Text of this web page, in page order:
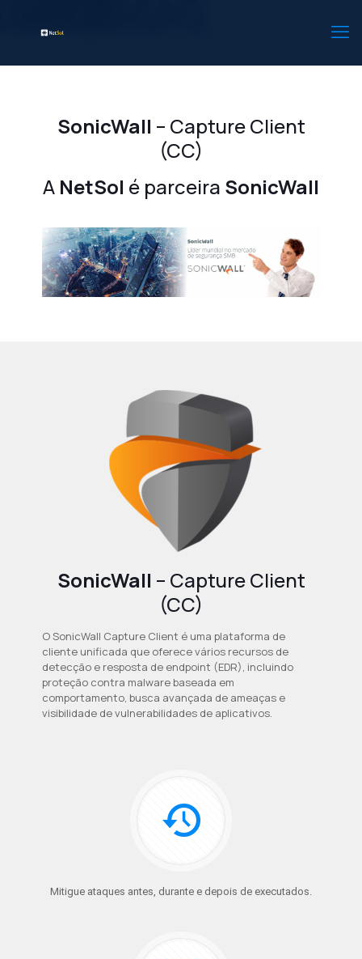
SonicWall – Capture Client
(CC)
A NetSol é parceira SonicWall
SonicWall – Capture Client
(CC)
O SonicWall Capture Client é uma plataforma de
cliente unificada que oferece vários recursos de
detecção e resposta de endpoint (EDR), incluindo
proteção contra malware baseada em
comportamento, busca avançada de ameaças e
visibilidade de vulnerabilidades de aplicativos.
Mitigue ataques antes, durante e depois de executados.